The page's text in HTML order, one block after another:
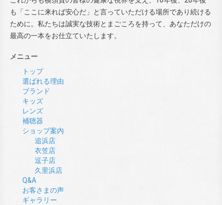
も「ここに来れば安心だ」と言っていただける場所であり続ける
ために。私たちは誠実な技術とまごころを持って、あなただけの
最高の一本をお仕立ていたします。
メニュー
トップ
選ばれる理由
ブランド
キッズ
レンズ
補聴器
ショップ案内
追浜店
衣笠店
逗子店
久里浜店
Q&A
お客さまの声
ギャラリー